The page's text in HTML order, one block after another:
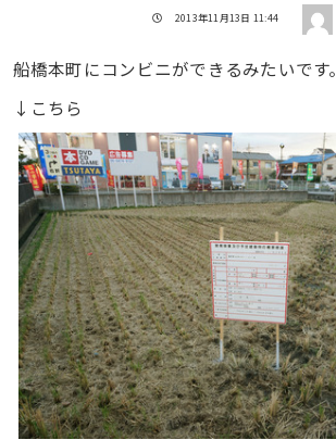
投稿日
2013年11月13日 11:44 著者
船橋本町にコンビニができるみたいです。
↓こちら